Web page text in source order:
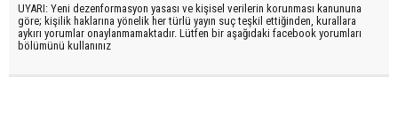
UYARI: Yeni dezenformasyon yasası ve kişisel verilerin korunması kanununa
göre; kişilik haklarına yönelik her türlü yayın suç teşkil ettiğinden, kurallara
aykırı yorumlar onaylanmamaktadır. Lütfen bir aşağıdaki facebook yorumları
bölümünü kullanınız